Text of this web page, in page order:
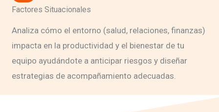
Factores Situacionales
Analiza cómo el entorno (salud, relaciones, finanzas)
impacta en la productividad y el bienestar de tu
equipo ayudándote a anticipar riesgos y diseñar
estrategias de acompañamiento adecuadas.